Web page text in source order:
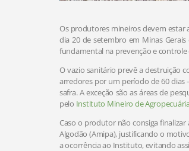
Os produtores mineiros devem estar
dia 20 de setembro em Minas
fundamental na prevenção e
O vazio sanitário prevê a destruição
arredores por um período de 60 dias
safra. A exceção são as áreas de
pelo Instituto Mineiro de
Caso o produtor não consiga
Algodão (Amipa), justificando o
a ocorrência ao Instituto, evitando